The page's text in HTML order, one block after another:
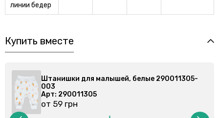
линии бедер
Купить вместе
для малышей, белые 290011305-
Штанишки для